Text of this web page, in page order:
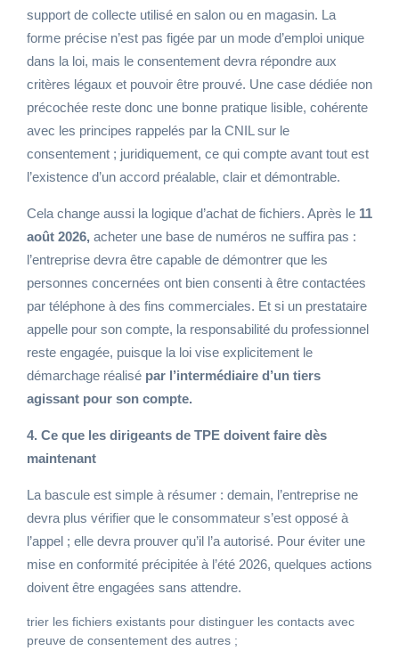
support de collecte utilisé en salon ou en magasin. La
forme précise n’est pas figée par un mode d’emploi unique
dans la loi, mais le consentement devra répondre aux
critères légaux et pouvoir être prouvé. Une case dédiée non
précochée reste donc une bonne pratique lisible, cohérente
avec les principes rappelés par la CNIL sur le
consentement ; juridiquement, ce qui compte avant tout est
l’existence d’un accord préalable, clair et démontrable.
Cela change aussi la logique d’achat de fichiers. Après le 11
août 2026, acheter une base de numéros ne suffira pas :
l’entreprise devra être capable de démontrer que les
personnes concernées ont bien consenti à être contactées
par téléphone à des fins commerciales. Et si un prestataire
appelle pour son compte, la responsabilité du professionnel
reste engagée, puisque la loi vise explicitement le
démarchage réalisé par l’intermédiaire d’un tiers
agissant pour son compte.
4. Ce que les dirigeants de TPE doivent faire dès
maintenant
La bascule est simple à résumer : demain, l’entreprise ne
devra plus vérifier que le consommateur s’est opposé à
l’appel ; elle devra prouver qu’il l’a autorisé. Pour éviter une
mise en conformité précipitée à l’été 2026, quelques actions
doivent être engagées sans attendre.
trier les fichiers existants pour distinguer les contacts avec
preuve de consentement des autres ;